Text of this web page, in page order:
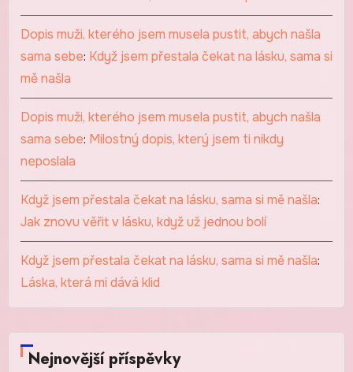
Dopis muži, kterého jsem musela pustit, abych našla
sama sebe: Když jsem přestala čekat na lásku, sama si
mě našla
Dopis muži, kterého jsem musela pustit, abych našla
sama sebe: Milostný dopis, který jsem ti nikdy
neposlala
Když jsem přestala čekat na lásku, sama si mě našla:
Jak znovu věřit v lásku, když už jednou bolí
Když jsem přestala čekat na lásku, sama si mě našla:
Láska, která mi dává klid
Nejnovější příspěvky